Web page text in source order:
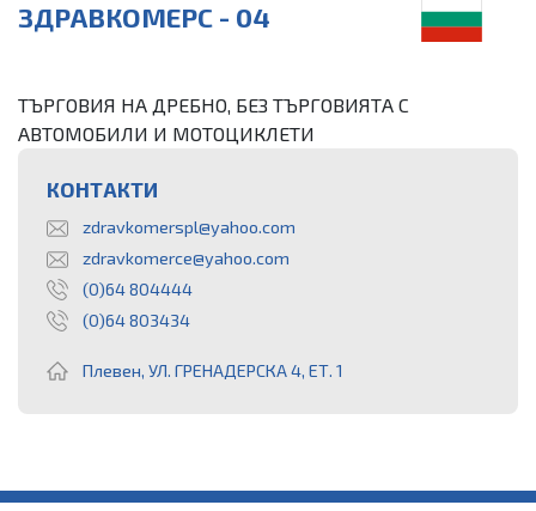
ЗДРАВКОМЕРС - 04
ТЪРГОВИЯ НА ДРЕБНО, БЕЗ ТЪРГОВИЯТА С
АВТОМОБИЛИ И МОТОЦИКЛЕТИ
КОНТАКТИ
zdravkomerspl@yahoo.com
zdravkomerce@yahoo.com
(0)64 804444
(0)64 803434
Плевен, УЛ. ГРЕНАДЕРСКА 4, EТ. 1